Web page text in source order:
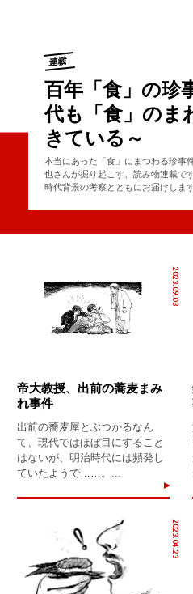
連載
百年「食」の珍
代も「食」のま
きている～
本当にあった「食」にまつわる珍事
也さんが掘り起こす、読み物連載で
時代背景の考察とともにお届けします
2023.09.03
帝大教授、出前の蕎麦まみ
れ事件
出前の蕎麦屋とぶつかるなん
て、現代ではほぼ目にすること
はないが、明治時代には頻発し
ていたようで……。...
2023.04.23